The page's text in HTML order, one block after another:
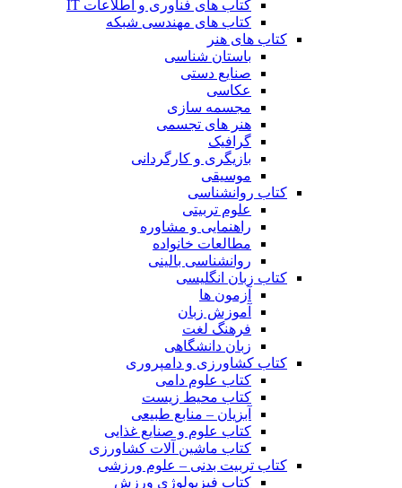
کتاب های فناوری و اطلاعات IT
کتاب های مهندسی شبکه
کتاب های هنر
باستان شناسی
صنایع دستی
عکاسی
مجسمه سازی
هنر های تجسمی
گرافیک
بازیگری و کارگردانی
موسیقی
کتاب روانشناسی
علوم تربیتی
راهنمایی و مشاوره
مطالعات خانواده
روانشناسی بالینی
کتاب زبان انگلیسی
آزمون ها
آموزش زبان
فرهنگ لغت
زبان دانشگاهی
کتاب کشاورزی و دامپروری
کتاب علوم دامی
کتاب محیط زیست
آبزیان – منابع طبیعی
کتاب علوم و صنایع غذایی
کتاب ماشین آلات کشاورزی
کتاب تربیت بدنی – علوم ورزشی
کتاب فیزیولوژی ورزش